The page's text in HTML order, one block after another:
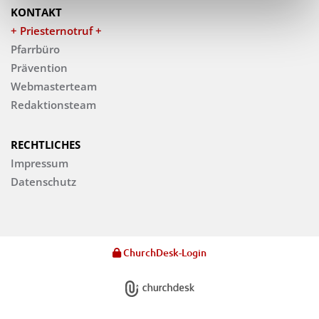
KONTAKT
+ Priesternotruf +
Pfarrbüro
Prävention
Webmasterteam
Redaktionsteam
RECHTLICHES
Impressum
Datenschutz
ChurchDesk-Login